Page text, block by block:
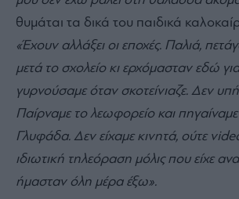
θυμάται τα δικά του παιδικά
«Έχουν αλλάξει οι εποχές. Παλιά,
μετά το σχολείο κι ερχόμασταν εδώ
γυρνούσαμε όταν σκοτείνιαζε. Δεν
Παίρναμε το λεωφορείο και
Γλυφάδα. Δεν είχαμε κινητά, ούτε
ιδιωτική τηλεόραση μόλις που είχε
ήμασταν όλη μέρα έξω».